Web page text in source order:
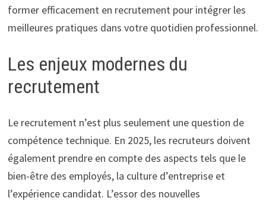
former efficacement en recrutement pour intégrer les
meilleures pratiques dans votre quotidien professionnel.
Les enjeux modernes du
recrutement
Le recrutement n’est plus seulement une question de
compétence technique. En 2025, les recruteurs doivent
également prendre en compte des aspects tels que le
bien-être des employés, la culture d’entreprise et
l’expérience candidat. L’essor des nouvelles